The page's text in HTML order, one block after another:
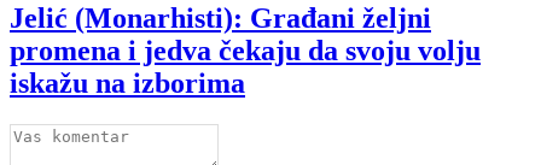
Jelić (Monarhisti): Građani željni
promena i jedva čekaju da svoju volju
iskažu na izborima